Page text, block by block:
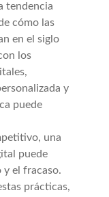
tendencia
cómo las
en el siglo
los
y
puede
una
puede
y el fracaso.
prácticas,